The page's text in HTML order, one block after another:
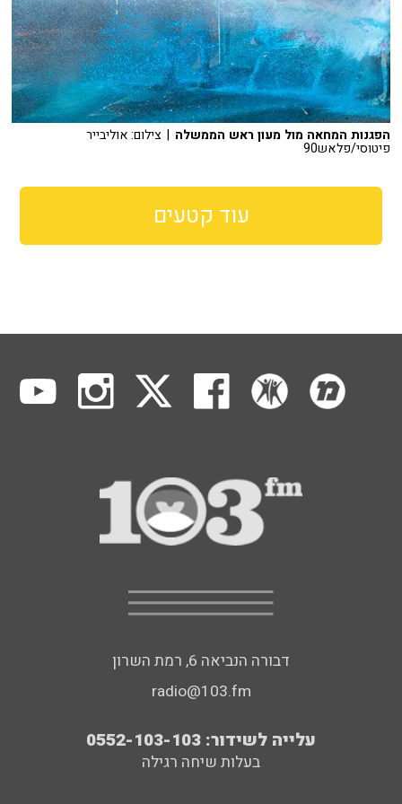
הפגנות המחאה מול מעון ראש הממשלה | צילום: אוליבייר
פיטוסי/פלאש90
עוד קטעים
דבורה הנביאה 6, רמת השרון
radio@103.fm
עלייה לשידור: 0552-103-103
בעלות שיחה רגילה